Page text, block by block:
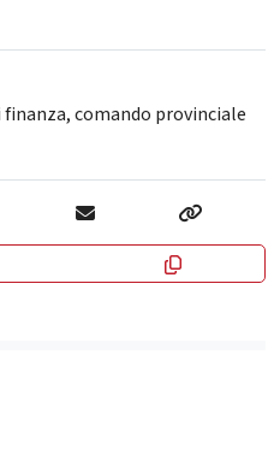
finanza,comando provinciale